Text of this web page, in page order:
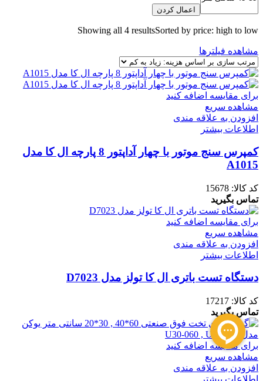
اعمال کردن
Showing all 4 resultsSorted by price: high to low
مشاهده فیلترها
برای مقایسه اضافه کنید
مشاهده سریع
افزودن به علاقه مندی
اطلاعات بیشتر
کمپرس سنج موتور با چهار آداپتور 8 پارچه ال کا مدل
A1015
کد کالا: 15678
تماس بگیرید
برای مقایسه اضافه کنید
مشاهده سریع
افزودن به علاقه مندی
اطلاعات بیشتر
دستگاه تست باتری ال کا تولز مدل D7023
کد کالا: 17217
تماس بگیرید
برای مقایسه اضافه کنید
مشاهده سریع
افزودن به علاقه مندی